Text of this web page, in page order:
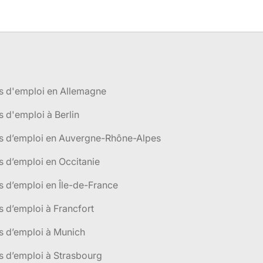
d'emploi en Allemagne
d'emploi à Berlin
d’emploi en Auvergne-Rhône-Alpes
d’emploi en Occitanie
d’emploi en Île-de-France
d’emploi à Francfort
d’emploi à Munich
d’emploi à Strasbourg